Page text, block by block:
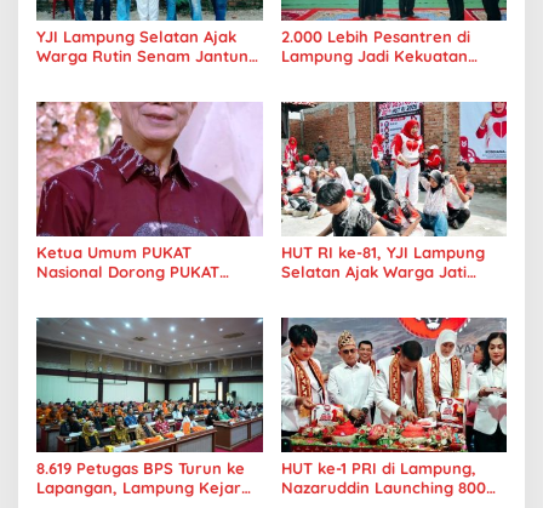
YJI Lampung Selatan Ajak
Warga Rutin Senam Jantung
2.000 Lebih Pesantren di
Lampung Jadi Kekuatan
Ketua Umum PUKAT
Nasional Dorong PUKAT
HUT RI ke-81, YJI Lampung
Selatan Ajak Warga Jati
8.619 Petugas BPS Turun ke
Lapangan, Lampung Kejar
HUT ke-1 PRI di Lampung,
Nazaruddin Launching 800